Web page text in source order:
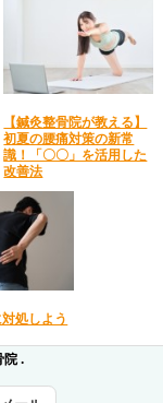
【鍼灸整骨院が教える】
初夏の腰痛対策の新常
識！「〇〇」を活用した
改善法
処しよう
院 .